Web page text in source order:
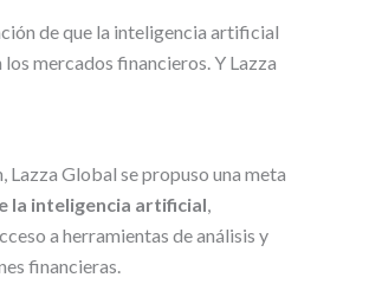
de que la inteligencia artificial
mercados financieros. Y Lazza
Lazza Global se propuso una meta
la inteligencia artificial
a herramientas de análisis y
financieras.